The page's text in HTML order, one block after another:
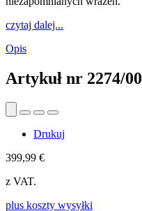
czytaj dalej...
Opis
Artykuł nr 2274/00
Drukuj
399,99 €
z VAT.
plus koszty wysyłki